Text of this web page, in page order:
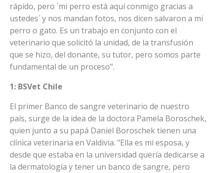
rápido, pero ´mi perro está aquí conmigo gracias a
ustedes´ y nos mandan fotos, nos dicen salvaron a mi
perro o gato. Es un trabajo en conjunto con el
veterinario que solicitó la unidad, de la transfusión
que se hizo, del donante, su tutor, pero somos parte
fundamental de un proceso".
1: BSVet Chile
El primer Banco de sangre veterinario de nuestro
país, surge de la idea de la doctora Pamela Boroschek,
quien junto a su papá Daniel Boroschek tienen una
clínica veterinaria en Valdivia. "Ella es mi esposa, y
desde que estaba en la universidad quería dedicarse a
la dermatología y tener un banco de sangre, pero